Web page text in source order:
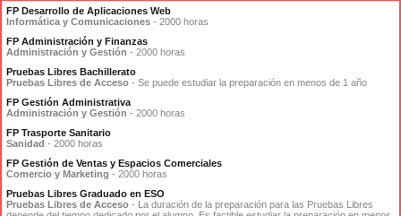
FP Desarrollo de Aplicaciones Web
Informática y Comunicaciones - 2000 horas
FP Administración y Finanzas
Administración y Gestión - 2000 horas
Pruebas Libres Bachillerato
Pruebas Libres de Acceso - Se puede estudiar la preparación en menos de 1 año
FP Gestión Administrativa
Administración y Gestión - 2000 horas
FP Trasporte Sanitario
Sanidad - 2000 horas
FP Gestión de Ventas y Espacios Comerciales
Comercio y Marketing - 2000 horas
Pruebas Libres Graduado en ESO
Pruebas Libres de Acceso - La duración de la preparación para las Pruebas Libres